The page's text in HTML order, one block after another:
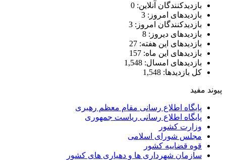
بازدیدکنندگان آنلاین: 0
بازدیدهای امروز: 3
بازدیدکنندگان امروز: 3
بازدیدهای دیروز: 8
بازدیدهای این هفته: 27
بازدیدهای این ماه: 157
بازدیدهای امسال: 1,548
کل بازدیدها: 1,548
پیوند مفید
پایگاه اطلاع رسانی مقام معظم رهبری
پایگاه اطلاع رسانی ریاست جمهوری
وزارت کشور
مجلس شورای اسلامی
قوه قضاییه کشور
سازمان شهرداری ها و دهیاری های کشور